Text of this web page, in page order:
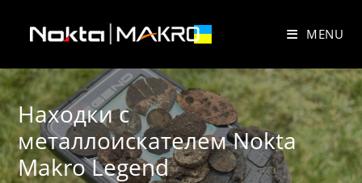
content
MENU
Находки с
металлоискателем Nokta
Makro Legend